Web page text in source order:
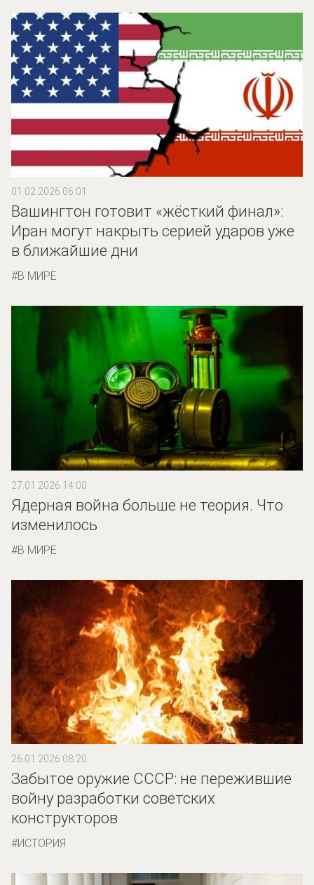
01.02.2026 06:01
Вашингтон готовит «жёсткий финал»:
Иран могут накрыть серией ударов уже
в ближайшие дни
В МИРЕ
27.01.2026 14:00
Ядерная война больше не теория. Что
изменилось
В МИРЕ
26.01.2026 08:20
Забытое оружие СССР: не пережившие
войну разработки советских
конструкторов
ИСТОРИЯ